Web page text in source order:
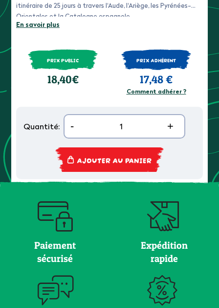
itinéraire de 25 jours à travers l'Aude, l'Ariège, les Pyrénées-
Orientales et la Catalogne espagnole.
En savoir plus
PRIX PUBLIC
18,40€
PRIX ADHÉRENT
17,48 €
Comment adhérer ?
Quantité: - +
AJOUTER AU PANIER
Paiement
sécurisé
Expédition
rapide